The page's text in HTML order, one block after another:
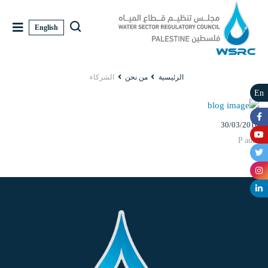
English
الرئيسية من نحن الشركاء
30/03/2016
P auth
En